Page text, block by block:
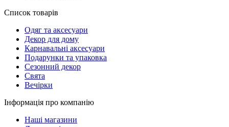
Список товарів
Oдяг та аксесуари
Декор для дому
Карнавальні аксесуари
Подарунки та упаковка
Сезонний декор
Свята
Вечірки
Інформація про компанію
Наші магазини